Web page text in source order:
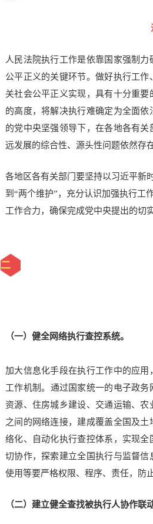
人民法院执行工作是依靠国家强制
公平正义的关键环节。 做好执行工作
关社会公平正义实现，具有十分重要
的高度，将解决执行难确定为全面依
的党中央坚强领导下，在各地各有关
远发展的综合性、源头性问题依然存
各地区各有关部门要坚持以习近平新
到“两个维护”，充分认识加强执行工
工作合力，确保完成党中央提出的切
二
（一）健全网络执行查控系统。
加大信息化手段在执行工作中的应
工作机制。 通过国家统一的电子政
资源、住房城乡建设、交通运输、
之间的网络连接，建成覆盖全国及
络化、自动化执行查控体系，实现全
切协作，探索建立全国执行与监督信
使用等要严格权限、程序、责任，防
（二）建立健全查找被执行人协作联